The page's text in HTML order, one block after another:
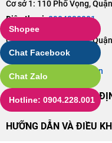
Cơ sở 1: 110 Phố Vọng,
Điện thoại:0904228001
Cơ sở 2: 106 Phố Vọng,
Điện thoại:0904228001
Email:lc@dienlecuong.vn
CHÍNH SÁCH VÀ QUY
HƯỠNG DẪN VÀ ĐIỀU
Shopee
Chat Facebook
Chat Zalo
Hotline: 0904.228.001